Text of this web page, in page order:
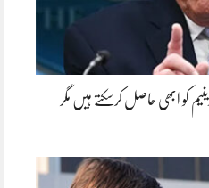
کو ابھی حاصل کرسکتے ہیں مگر